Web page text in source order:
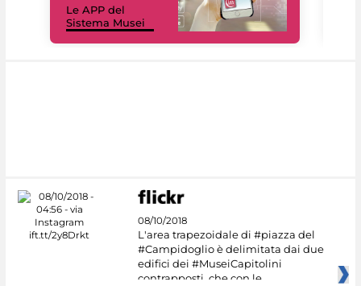
Le APP del
Sistema Musei
08/10/2018
L'area trapezoidale di #piazza del
#Campidoglio è delimitata dai due
edifici dei #MuseiCapitolini
contrapposti, che con le